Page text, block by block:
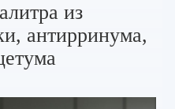
из
антирринума,